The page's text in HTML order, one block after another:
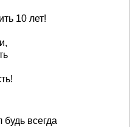
10 лет!
всегда